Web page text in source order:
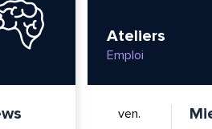
Ateliers
Emploi
ven.
de cette